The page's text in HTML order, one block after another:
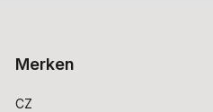
Merken
CZ